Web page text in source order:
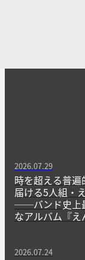
2026.07.29
時を超える普遍
届ける5人組・
──バンド史上
なアルバム『え
2026.07.24